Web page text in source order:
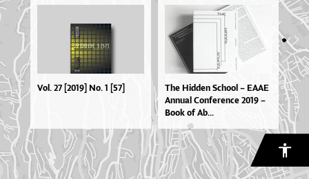
Vol. 27 [2019] No. 1 [57]
The Hid­den Scho­ol – EA­AE
An­nu­al Con­fe­ren­ce 2019 –
Bo­ok of Ab...